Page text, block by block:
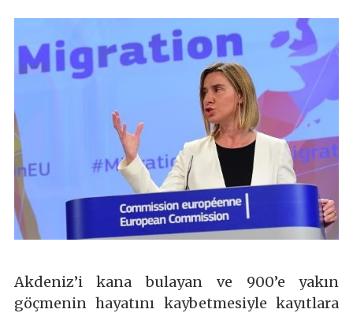
Akdeniz’i kana bulayan ve 900’e yakın
göçmenin hayatını kaybetmesiyle kayıtlara